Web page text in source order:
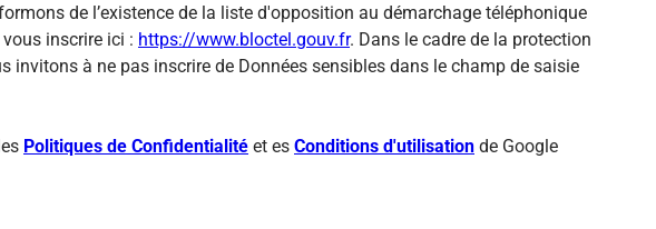
de l’existence de la liste d'opposition au démarchage téléphonique
inscrire ici : https://www.bloctel.gouv.fr. Dans le cadre de la protection
invitons à ne pas inscrire de Données sensibles dans le champ de saisie
Politiques de Confidentialité et es Conditions d'utilisation de Google